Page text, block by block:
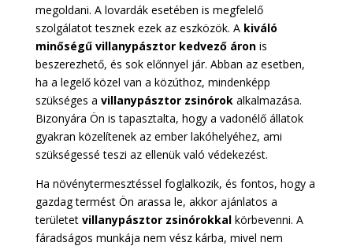
megoldani. A lovardák esetében is megfelelő
szolgálatot tesznek ezek az eszközök. A kiváló
minőségű villanypásztor kedvező áronis
beszerezhető, és sok előnnyel jár. Abban az esetben,
ha a legelő közel van a közúthoz, mindenképp
szükséges a villanypásztor zsinórokalkalmazása.
Bizonyára Ön is tapasztalta, hogy a vadonélő állatok
gyakran közelítenek az ember lakóhelyéhez, ami
szükségessé teszi az ellenük való védekezést.
Ha növénytermesztéssel foglalkozik, és fontos, hogy a
gazdag termést Ön arassa le, akkor ajánlatos a
területet villanypásztor zsinórokkal körbevenni. A
fáradságos munkája nem vész kárba, mivel nem